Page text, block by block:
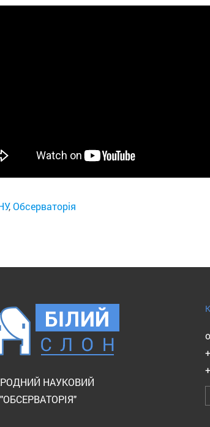
,Обсерваторія
НАУКОВИЙ